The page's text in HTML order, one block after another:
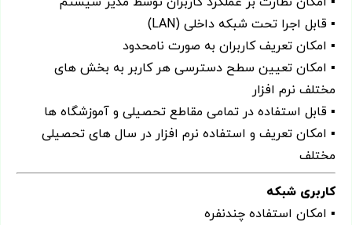
▪ قابل اجرا تحت شبکه داخلی (LAN)
▪ امکان تعریف کاربران به صورت نامحدود
▪ امکان تعیین سطح دسترسی هر کاربر به بخش های
مختلف نرم افزار
▪ قابل استفاده در تمامی مقاطع تحصیلی و آموزشگاه ها
▪ امکان تعریف و استفاده نرم افزار در سال های تحصیلی
مختلف
کاربری شبکه
▪ امکان استفاده چندنفره